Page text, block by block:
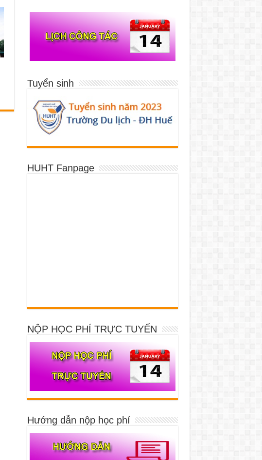
Tuyển sinh
HUHT Fanpage
NỘP HỌC PHÍ TRỰC TUYẾN
Hướng dẫn nộp học phí